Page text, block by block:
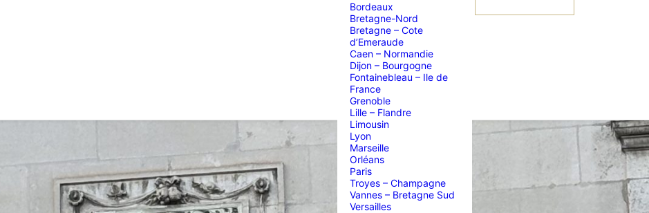
Bordeaux
Bretagne-Nord
Bretagne – Cote
d’Emeraude
Caen – Normandie
Dijon – Bourgogne
Fontainebleau – Ile de
France
Grenoble
Lille – Flandre
Limousin
Lyon
Marseille
Orléans
Paris
Troyes – Champagne
Vannes – Bretagne Sud
Versailles